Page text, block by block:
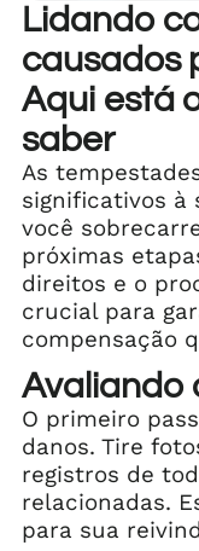
Lidando
causados
Aqui está
saber
As
significativos à
você
próximas
direitos e o
crucial para
compensação
Avaliando
O primeiro
danos. Tire
registros de
relacionadas.
para sua